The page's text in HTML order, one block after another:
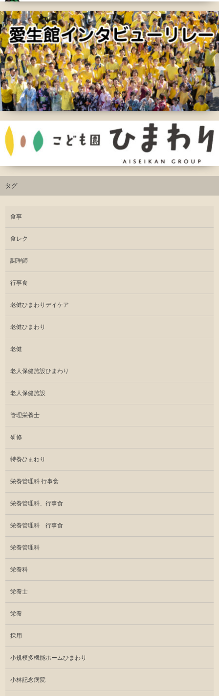
タグ
食事
食レク
調理師
行事食
老健ひまわりデイケア
老健ひまわり
老健
老人保健施設ひまわり
老人保健施設
管理栄養士
研修
特養ひまわり
栄養管理科 行事食
栄養管理科、行事食
栄養管理科 行事食
栄養管理科
栄養科
栄養士
栄養
採用
小規模多機能ホームひまわり
小林記念病院